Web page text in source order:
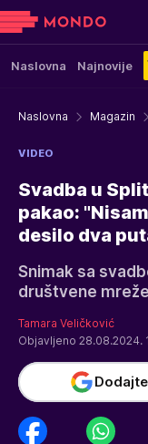
Naslovna Najnovije
Naslovna Magazin
VIDEO
Svadba u
pakao:
desilo dva
Snimak sa
društvene
Tamara Veličković
Objavljeno 28.08.2024.